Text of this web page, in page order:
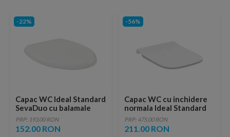
-22%
Capac WC Ideal Standard
SevaDuo cu balamale
metalice
PRP: 193.00 RON
152.00 RON
-56%
Capac WC cu inchidere
normala Ideal Standard
i.life A slim alb lucios
PRP: 475.00 RON
211.00 RON